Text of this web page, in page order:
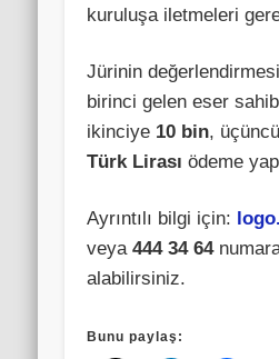
kuruluşa iletmeleri
Jürinin
birinci gelen eser
ikinciye 10 bin,
Türk Lirası ödeme
Ayrıntılı bilgi için:
veya444 34 64
alabilirsiniz.
Bunu paylaş: